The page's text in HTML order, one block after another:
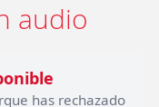
audio
has rechazado